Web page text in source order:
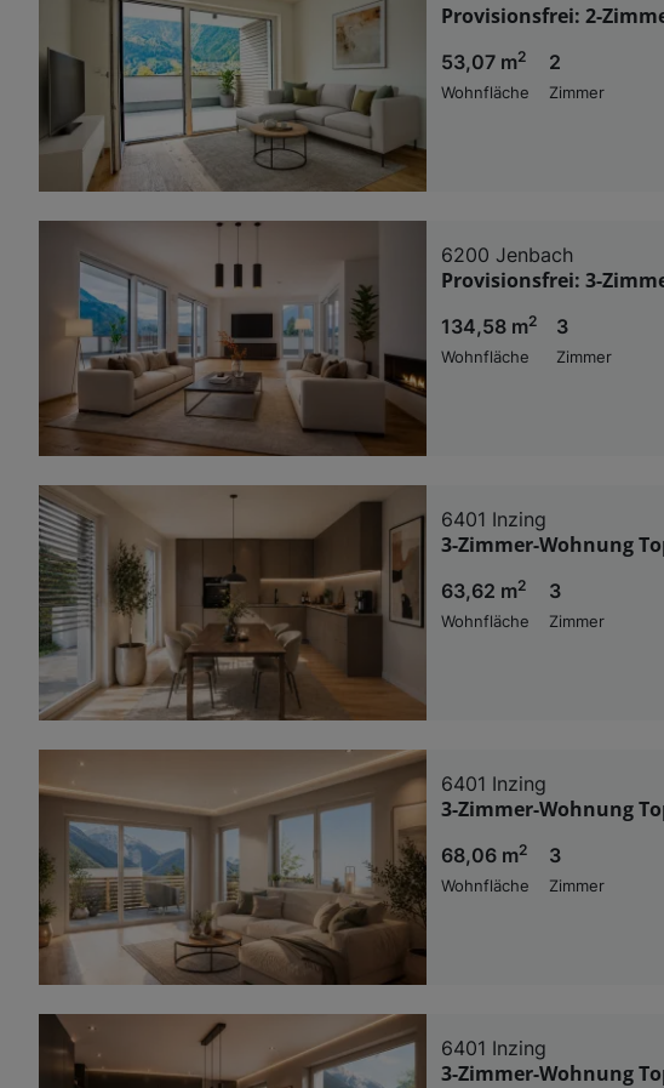
Provisionsfrei: 2-
53,07 m2
Wohnfläche
2
Zimmer
6200 Jenbach
Provisionsfrei: 3-
134,58 m2
Wohnfläche
3
Zimmer
6401 Inzing
3-Zimmer-Wohnung
63,62 m2
Wohnfläche
3
Zimmer
6401 Inzing
3-Zimmer-Wohnung
68,06 m2
Wohnfläche
3
Zimmer
6401 Inzing
3-Zimmer-Wohnung